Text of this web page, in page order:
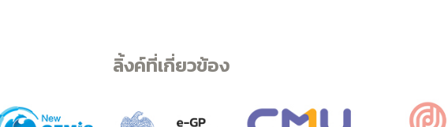
ลิ้งค์ที่เกี่ยวข้อง